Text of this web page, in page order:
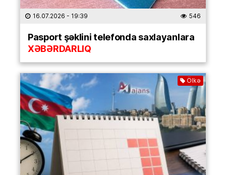
16.07.2026 - 19:39 546
Pasport şəklini telefonda saxlayanlara
XƏBƏRDARLIQ
Ölkə